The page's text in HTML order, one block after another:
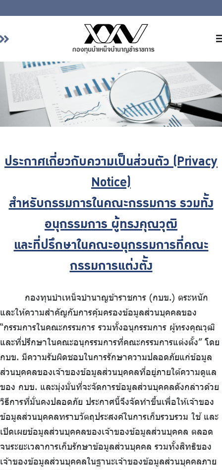
หน้าหลัก
เกี่ยวกับ กบข.
บริการสมาชิก
ลงทุน
รายงานผลการดำเนินงาน
จัดซื้อจัดจ้าง
ร่วมงานกับเรา
ติดต่อเรา
ประกาศเกี่ยวกับความเป็นส่วนตัว (Privacy
Notice)
สำหรับกรรมการในคณะกรรมการ รวมทั้ง
อนุกรรมการ ผู้ทรงคุณวุฒิ
และที่ปรึกษาในคณะอนุกรรมการที่คณะ
กรรมการแต่งตั้ง
กองทุนบำเหน็จบำนาญข้าราชการ (กบข.) ตระหนัก
และให้ความสำคัญกับการคุ้มครองข้อมูลส่วนบุคคลของ
“กรรมการในคณะกรรมการ รวมทั้งอนุกรรมการ ผู้ทรงคุณวุฒิ
และที่ปรึกษาในคณะอนุกรรมการที่คณะกรรมการแต่งตั้ง” โดย
กบข. มีความรับผิดชอบในการรักษาความปลอดภัยแก่ข้อมูล
ส่วนบุคคลของเจ้าของข้อมูลส่วนบุคคลที่อยู่ภายใต้ความดูแล
ของ กบข. และมุ่งมั่นที่จะจัดการข้อมูลส่วนบุคคลดังกล่าวด้วย
วิธีการที่มั่นคงปลอดภัย ประกาศนี้จึงจัดทำขึ้นเพื่อให้เจ้าของ
ข้อมูลส่วนบุคคลทราบวัตถุประสงค์ในการเก็บรวบรวม ใช้ และ
เปิดเผยข้อมูลส่วนบุคคลของเจ้าของข้อมูลส่วนบุคคล ตลอด
จนระยะเวลาการเก็บรักษาข้อมูลส่วนบุคคล รวมทั้งสิทธิของ
เจ้าของข้อมูลส่วนบุคคลในฐานะเจ้าของข้อมูลส่วนบุคคลภาย